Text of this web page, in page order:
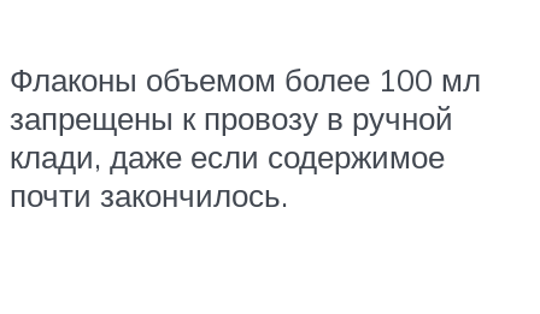
Флаконы объемом более 100 мл
запрещены к провозу в ручной
клади, даже если содержимое
почти закончилось.